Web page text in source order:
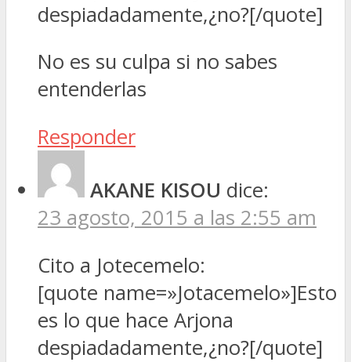
despiadadamente,¿no?[/quote]
No es su culpa si no sabes
entenderlas
Responder
AKANE KISOU dice:
23 agosto, 2015 a las 2:55 am
Cito a Jotecemelo:
[quote name=»Jotacemelo»]Esto
es lo que hace Arjona
despiadadamente,¿no?[/quote]